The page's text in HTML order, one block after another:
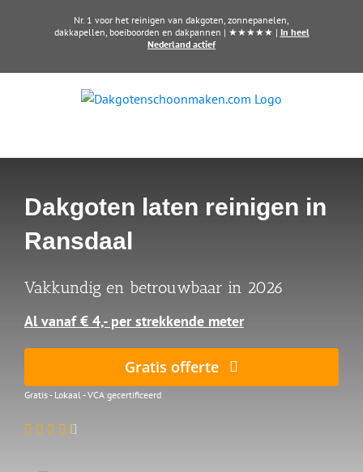
Nr. 1 voor het reinigen van dakgoten, zonnepanelen,
dakkapellen, boeiboorden en dakpannen | ★★★★★ | In heel
Nederland actief
Dakgoten laten reinigen in
Ransdaal
Vakkundig en betrouwbaar in 2026
Al vanaf € 4,- per strekkende meter
Gratis offerte
Gratis - Lokaal - VCA gecertificeerd